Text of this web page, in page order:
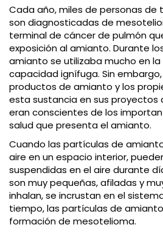
Cada año, miles de personas de
son diagnosticadas de
terminal de cáncer de pulmón
exposición al amianto. Durante
amianto se utilizaba mucho en
capacidad ignífuga. Sin
productos de amianto y los
esta sustancia en sus proyectos
eran conscientes de los
salud que presenta el amianto.
Cuando las partículas de
aire en un espacio interior,
suspendidas en el aire durante
son muy pequeñas, afiladas y
inhalan, se incrustan en el
tiempo, las partículas de
formación de mesotelioma.